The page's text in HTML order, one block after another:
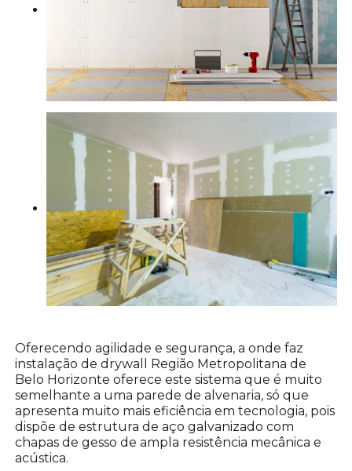
Oferecendo agilidade e segurança, a onde faz
instalação de drywall Região Metropolitana de
Belo Horizonte oferece este sistema que é muito
semelhante a uma parede de alvenaria, só que
apresenta muito mais eficiência em tecnologia, pois
dispõe de estrutura de aço galvanizado com
chapas de gesso de ampla resistência mecânica e
acústica.